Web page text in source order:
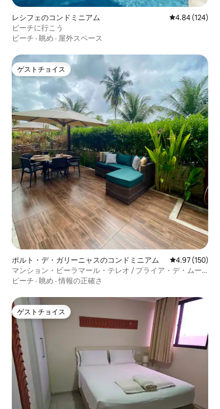
レシフェのコンドミニアム レビュー124
4.84 (124)
ビーチに行こう
ビーチ · 眺め · 屋外スペース
ゲストチョイス
ゲストチョイス
ポルト・デ・ガリーニャスのコンドミニアム レビュー150
4.97 (150)
マンション・ビーラマール・テレオ / プライア・デ・ムー
ロ・アルト
ビーチ · 眺め ·情報の正確さ
ゲストチョイス
ゲストチョイス